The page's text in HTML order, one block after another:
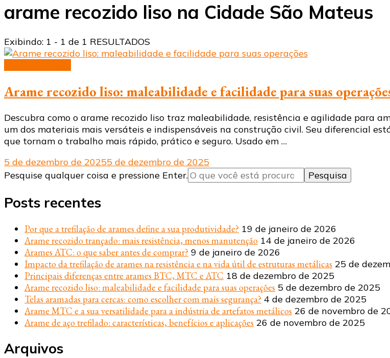
arame recozido liso na Cidade São Mateus
Exibindo: 1 - 1 de 1 RESULTADOS
Arame recozido liso: maleabilidade e facilidade para suas
Descubra como o arame recozido liso traz maleabilidade, resistência e agilidade para
um dos materiais mais versáteis e indispensáveis na construção civil. Seu diferencial
que tornam o trabalho mais rápido, prático e seguro. Usado em …
5 de dezembro de 20255 de dezembro de 2025
Procurando
Pesquise qualquer coisa e pressione Enter.
Posts recentes
Por que a trefilação de arames define a sua produtividade? 19 de janeiro de 2026
Arame recozido trançado: mais resistência, menos manutenção 14 de janeiro de 2026
Arames ATC: o que saber antes de comprar? 9 de janeiro de 2026
Impacto da trefilação de arames na resistência e na vida útil de estruturas metálicas 25 de
Principais diferenças entre arames BTC, MTC e ATC 18 de dezembro de 2025
Arame recozido liso: maleabilidade e facilidade para suas operações 5 de dezembro de 2025
Telas aramadas para cercas: como escolher com mais segurança? 4 de dezembro de 2025
Arame MTC e a sua versatilidade para a indústria de artefatos metálicos 26 de novembro de
Arame de aço trefilado: características, benefícios e aplicações 26 de novembro de 2025
Arquivos